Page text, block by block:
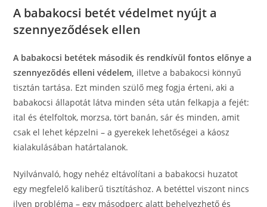
A babakocsi betét védelmet nyújt a
szennyeződések ellen
A babakocsi betétek második és rendkívül fontos előnye a
szennyeződés elleni védelem, illetve a babakocsi könnyű
tisztán tartása. Ezt minden szülő meg fogja érteni, aki a
babakocsi állapotát látva minden séta után felkapja a fejét:
ital és ételfoltok, morzsa, tört banán, sár és minden, amit
csak el lehet képzelni – a gyerekek lehetőségei a káosz
kialakulásában határtalanok.
Nyilvánvaló, hogy nehéz eltávolítani a babakocsi huzatot
egy megfelelő kaliberű tisztításhoz. A betéttel viszont nincs
ilyen probléma – egy másodperc alatt behelyezhető és